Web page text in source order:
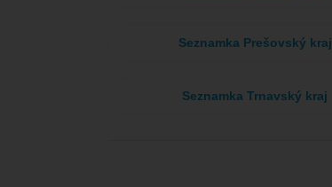
Seznamka Prešovský kraj
Seznamka Trnavský kraj